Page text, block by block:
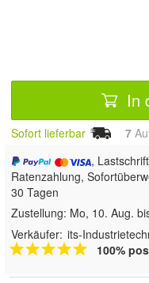
In
Sofort lieferbar 7
,
Ratenzahlung,
30 Tagen
Zustellung: Mo, 10. Aug.
Verkäufer: its-
100%